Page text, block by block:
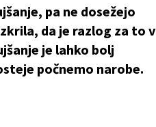
pa ne dosežejo
da je razlog za to v
je lahko bolj
počnemo narobe.